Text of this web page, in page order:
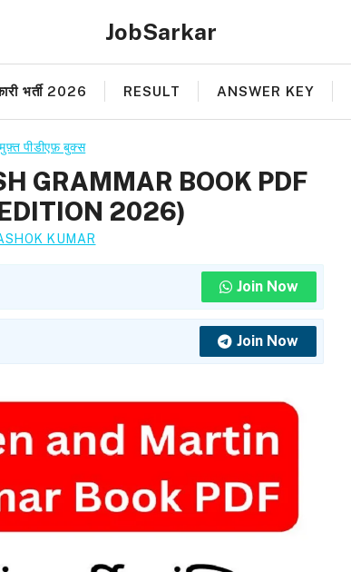
JobSarkar
भर्ती 2026 RESULT ANSWER KEY
मुफ़्त पीडीएफ़ बुक्स
GRAMMAR BOOK PDF
2026)
KUMAR
Join Now
Join Now